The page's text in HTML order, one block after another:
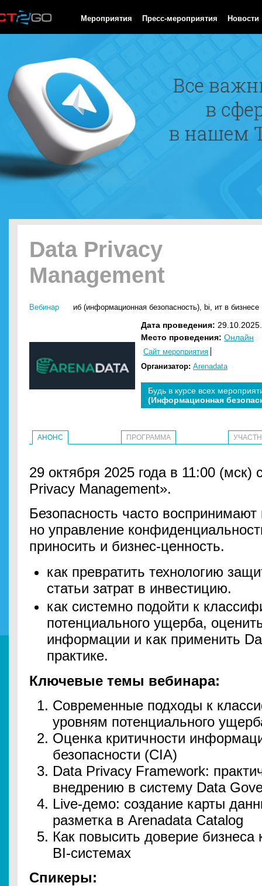
Мероприятия Пресс-мероприятия Новости
Data Privacy
Management
Вебинар иб (информационная безопасность), bi, ит в бизнесе
Дата проведения:
Место проведения: Онлайн
Сайт мероприятия
Организатор: Arenadata
Будь в курсе всех
(Информационная
АНОНС ПРОГРАММА
29 октября 2025 года в 11:00 (мск)
Privacy Management».
Безопасность часто
но управление
приносить и бизнес-ценность.
как превратить технологию
статьи затрат в инвестицию.
как системно подойти к
потенциального ущерба,
информации и как применить
практике.
Ключевые темы вебинара:
Современные подходы к
уровням потенциального
Оценка критичности
безопасности (CIA)
Data Privacy Framework:
внедрению в систему Data
Live-демо: создание карты
разметка в Arenadata Catalog
Как повысить доверие
BI-системах
Спикеры: